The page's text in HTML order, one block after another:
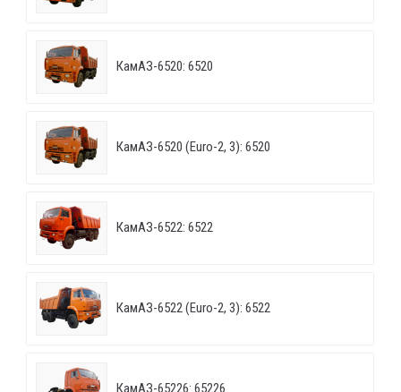
КамАЗ-6520: 6520
КамАЗ-6520 (Euro-2, 3): 6520
КамАЗ-6522: 6522
КамАЗ-6522 (Euro-2, 3): 6522